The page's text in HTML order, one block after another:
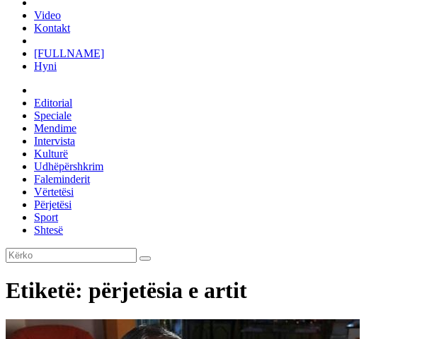
Video
Kontakt
[FULLNAME]
Hyni
Editorial
Speciale
Mendime
Intervista
Kulturë
Udhëpërshkrim
Faleminderit
Vërtetësi
Përjetësi
Sport
Shtesë
Etiketë: përjetësia e artit